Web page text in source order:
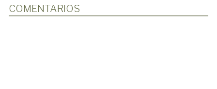
COMENTARIOS